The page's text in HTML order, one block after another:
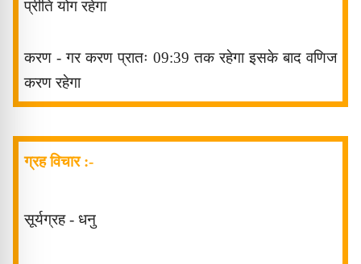
प्रीति योग रहेगा
करण - गरकरण प्रातः 09:39तक रहेगा इसके बाद वणिज
करण रहेगा
ग्रह विचार :-
सूर्यग्रह - धनु